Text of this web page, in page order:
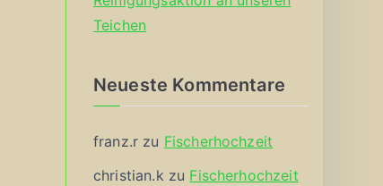
Teichen
Neueste Kommentare
franz.r zu Fischerhochzeit
christian.k zu Fischerhochzeit